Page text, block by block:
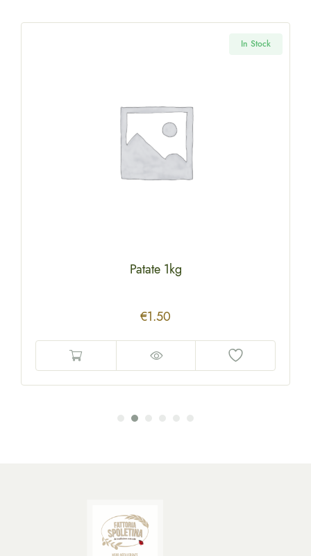
In Stock
Patate 1kg
€1.50